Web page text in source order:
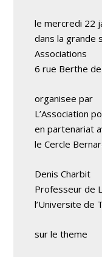
le mercredi 22
dans la grande
Associations
6 rue Berthe
organisee par
L’Association
en partenariat
le Cercle
Denis Charbit
Professeur de
l’Universite de
sur le theme